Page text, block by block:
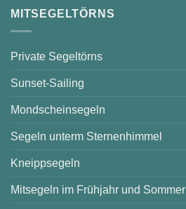
auf
MITSEGELTÖRNS
Private Segeltörns
Sunset-Sailing
Mondscheinsegeln
Segeln unterm Sternenhimmel
Kneippsegeln
Mitsegeln im Frühjahr und Sommer